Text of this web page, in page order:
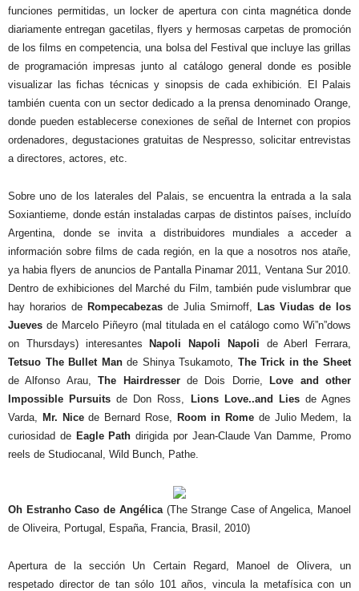
funciones permitidas, un locker de apertura con cinta magnética donde
diariamente entregan gacetilas, flyers y hermosas carpetas de promoción
de los films en competencia, una bolsa del Festival que incluye las grillas
de programación impresas junto al catálogo general donde es posible
visualizar las fichas técnicas y sinopsis de cada exhibición. El Palais
también cuenta con un sector dedicado a la prensa denominado Orange,
donde pueden establecerse conexiones de señal de Internet con propios
ordenadores, degustaciones gratuitas de Nespresso, solicitar entrevistas
a directores, actores, etc.
Sobre uno de los laterales del Palais, se encuentra la entrada a la sala
Soxiantieme, donde están instaladas carpas de distintos países, incluído
Argentina, donde se invita a distribuidores mundiales a acceder a
información sobre films de cada región, en la que a nosotros nos atañe,
ya habia flyers de anuncios de Pantalla Pinamar 2011, Ventana Sur 2010.
Dentro de exhibiciones del Marché du Film, también pude vislumbrar que
hay horarios de Rompecabezas de Julia Smirnoff, Las Viudas de los
Jueves de Marcelo Piñeyro (mal titulada en el catálogo como Wi”n”dows
on Thursdays) interesantes
Napoli Napoli Napoli de Aberl Ferrara,
Tetsuo The Bullet Mande Shinya Tsukamoto, The Trick in the Sheet
de Alfonso Arau,The Hairdresserde Dois Dorrie,
Love and other
Impossible Pursuits de Don Ross, Lions Love..and Liesde Agnes
Varda, Mr. Nicede Bernard Rose, Room in Rome de Julio Medem, la
curiosidad de Eagle Path dirigida por Jean-Claude Van Damme, Promo
reels de Studiocanal, Wild Bunch, Pathe.
Oh Estranho Caso de Angélica(The Strange Case of Angelica, Manoel
de Oliveira, Portugal, España, Francia, Brasil, 2010)
Apertura de la sección Un Certain Regard, Manoel de Olivera, un
respetado director de tan sólo 101 años, vincula la metafísica con un